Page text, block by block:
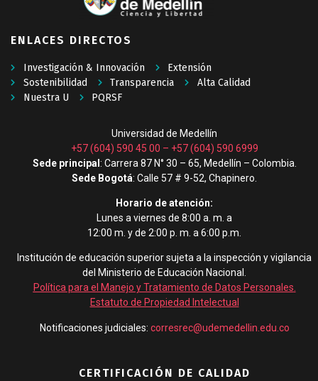
ENLACES DIRECTOS
Investigación & Innovación
Extensión
Sostenibilidad
Transparencia
Alta Calidad
Nuestra U
PQRSF
Universidad de Medellín
+57 (604) 590 45 00 – +57 (604) 590 6999
Sede principal: Carrera 87 N° 30 – 65, Medellín – Colombia.
Sede Bogotá: Calle 57 # 9-52, Chapinero.
Horario de atención:
Lunes a viernes de 8:00 a. m. a
12:00 m. y de 2:00 p. m. a 6:00 p.m.
Institución de educación superior sujeta a la inspección y vigilancia
del Ministerio de Educación Nacional.
Política para el Manejo y Tratamiento de Datos Personales.
Estatuto de Propiedad Intelectual
Notificaciones judiciales: corresrec@udemedellin.edu.co
CERTIFICACIÓN DE CALIDAD